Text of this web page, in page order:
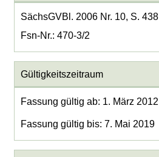
SächsGVBl. 2006 Nr. 10, S. 438
Fsn-Nr.: 470-3/2
Gültigkeitszeitraum
Fassung gültig ab: 1. März 2012
Fassung gültig bis: 7. Mai 2019